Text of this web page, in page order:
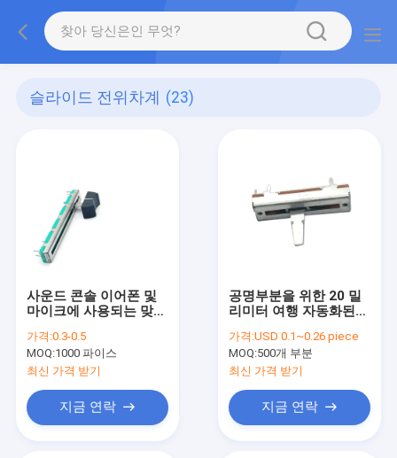
슬라이드 전위차계 (23)
사운드 콘솔 이어폰 및
마이크에 사용되는 맞춤
선형 60mm 10K 선형
슬라이드 전위차계
가격:0.3-0.5
MOQ:1000 파이스
최신 가격 받기
지금 연락
공명부분을 위한 20 밀
리미터 여행 자동화된
하락 포트
가격:USD 0.1~0.26 piece
MOQ:500개 부분
최신 가격 받기
지금 연락